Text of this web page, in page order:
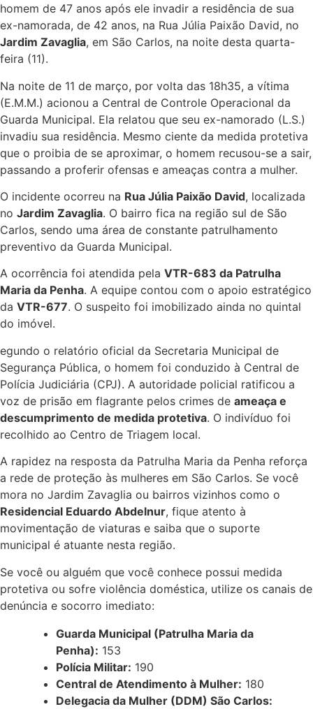
homem de 47 anos após ele invadir a residência de sua
ex-namorada, de 42 anos, na Rua Júlia Paixão David, no
Jardim Zavaglia, em São Carlos, na noite desta quarta-
feira (11).
Na noite de 11 de março, por volta das 18h35, a vítima
(E.M.M.) acionou a Central de Controle Operacional da
Guarda Municipal. Ela relatou que seu ex-namorado (L.S.)
invadiu sua residência. Mesmo ciente da medida protetiva
que o proibia de se aproximar, o homem recusou-se a sair,
passando a proferir ofensas e ameaças contra a mulher.
O incidente ocorreu na Rua Júlia Paixão David, localizada
no Jardim Zavaglia. O bairro fica na região sul de São
Carlos, sendo uma área de constante patrulhamento
preventivo da Guarda Municipal.
A ocorrência foi atendida pela VTR-683 da Patrulha
Maria da Penha. A equipe contou com o apoio estratégico
da VTR-677. O suspeito foi imobilizado ainda no quintal
do imóvel.
egundo o relatório oficial da Secretaria Municipal de
Segurança Pública, o homem foi conduzido à Central de
Polícia Judiciária (CPJ). A autoridade policial ratificou a
voz de prisão em flagrante pelos crimes de ameaça e
descumprimento de medida protetiva. O indivíduo foi
recolhido ao Centro de Triagem local.
A rapidez na resposta da Patrulha Maria da Penha reforça
a rede de proteção às mulheres em São Carlos. Se você
mora no Jardim Zavaglia ou bairros vizinhos como o
Residencial Eduardo Abdelnur, fique atento à
movimentação de viaturas e saiba que o suporte
municipal é atuante nesta região.
Se você ou alguém que você conhece possui medida
protetiva ou sofre violência doméstica, utilize os canais de
denúncia e socorro imediato:
Guarda Municipal (Patrulha Maria da
Penha): 153
Polícia Militar: 190
Central de Atendimento à Mulher: 180
Delegacia da Mulher (DDM) São Carlos: